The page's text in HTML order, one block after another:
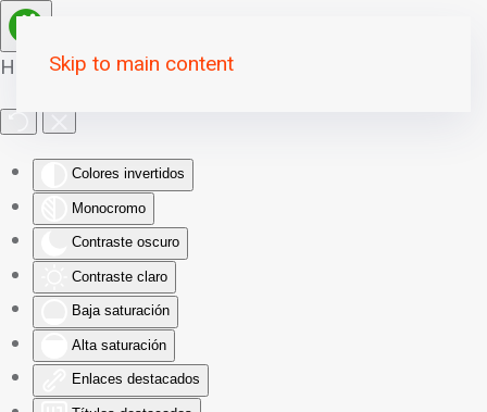
Herramientas de Accesibilidad
Colores invertidos
Monocromo
Contraste oscuro
Contraste claro
Baja saturación
Alta saturación
Enlaces destacados
Skip to main content